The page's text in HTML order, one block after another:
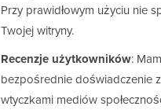
Przy prawidłowym użyciu nie
Twojej witryny.
Recenzje użytkowników:
bezpośrednie doświadczenie
wtyczkami mediów